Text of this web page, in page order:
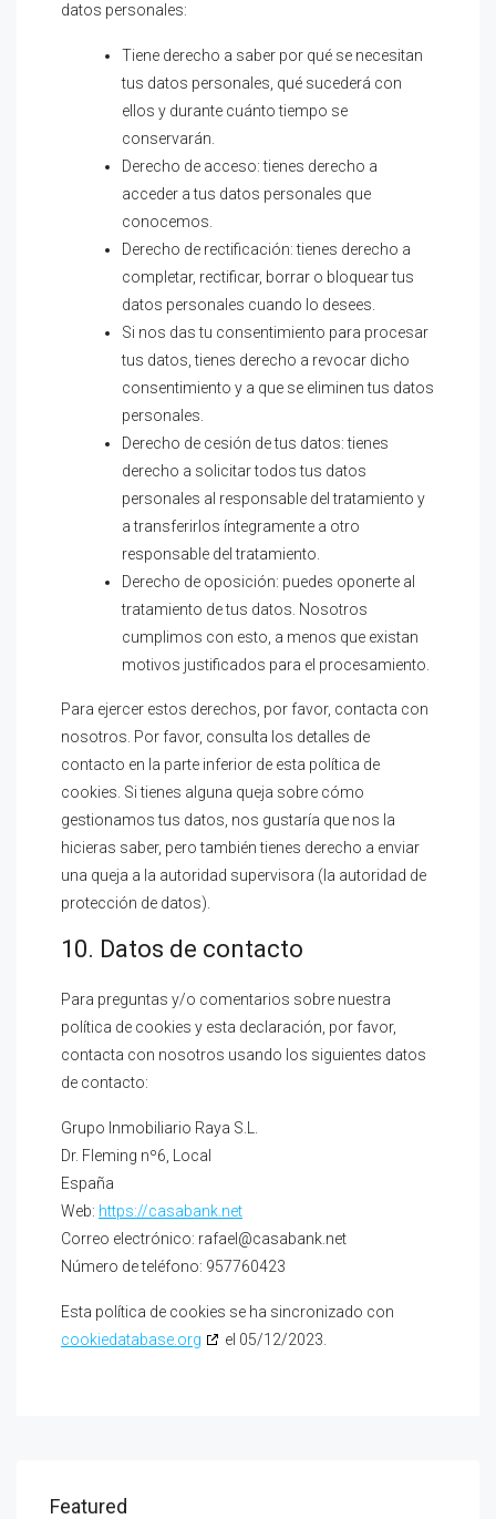
datos personales:
Tiene derecho a saber por qué se necesitan
tus datos personales, qué sucederá con
ellos y durante cuánto tiempo se
conservarán.
Derecho de acceso: tienes derecho a
acceder a tus datos personales que
conocemos.
Derecho de rectificación: tienes derecho a
completar, rectificar, borrar o bloquear tus
datos personales cuando lo desees.
Si nos das tu consentimiento para procesar
tus datos, tienes derecho a revocar dicho
consentimiento y a que se eliminen tus datos
personales.
Derecho de cesión de tus datos: tienes
derecho a solicitar todos tus datos
personales al responsable del tratamiento y
a transferirlos íntegramente a otro
responsable del tratamiento.
Derecho de oposición: puedes oponerte al
tratamiento de tus datos. Nosotros
cumplimos con esto, a menos que existan
motivos justificados para el procesamiento.
Para ejercer estos derechos, por favor, contacta con
nosotros. Por favor, consulta los detalles de
contacto en la parte inferior de esta política de
cookies. Si tienes alguna queja sobre cómo
gestionamos tus datos, nos gustaría que nos la
hicieras saber, pero también tienes derecho a enviar
una queja a la autoridad supervisora (la autoridad de
protección de datos).
10. Datos de contacto
Para preguntas y/o comentarios sobre nuestra
política de cookies y esta declaración, por favor,
contacta con nosotros usando los siguientes datos
de contacto:
Grupo Inmobiliario Raya S.L.
Dr. Fleming nº6, Local
España
Web: https://casabank.net
Correo electrónico: rafael@casabank.net
Número de teléfono: 957760423
Esta política de cookies se ha sincronizado con
cookiedatabase.org
el 05/12/2023.
Featured